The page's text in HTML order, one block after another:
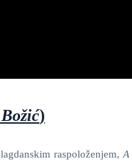
)
raspoloženjem,A